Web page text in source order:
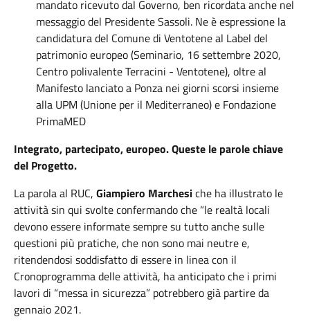
mandato ricevuto dal Governo, ben ricordata anche nel
messaggio del Presidente Sassoli. Ne è espressione la
candidatura del Comune di Ventotene al Label del
patrimonio europeo (Seminario, 16 settembre 2020,
Centro polivalente Terracini - Ventotene), oltre al
Manifesto lanciato a Ponza nei giorni scorsi insieme
alla UPM (Unione per il Mediterraneo) e Fondazione
PrimaMED
Integrato, partecipato, europeo. Queste le parole chiave
del Progetto.
La parola al RUC, Giampiero Marchesiche ha illustrato le
attività sin qui svolte confermando che “le realtà locali
devono essere informate sempre su tutto anche sulle
questioni più pratiche, che non sono mai neutre e,
ritendendosi soddisfatto di essere in linea con il
Cronoprogramma delle attività, ha anticipato che i primi
lavori di “messa in sicurezza” potrebbero già partire da
gennaio 2021.